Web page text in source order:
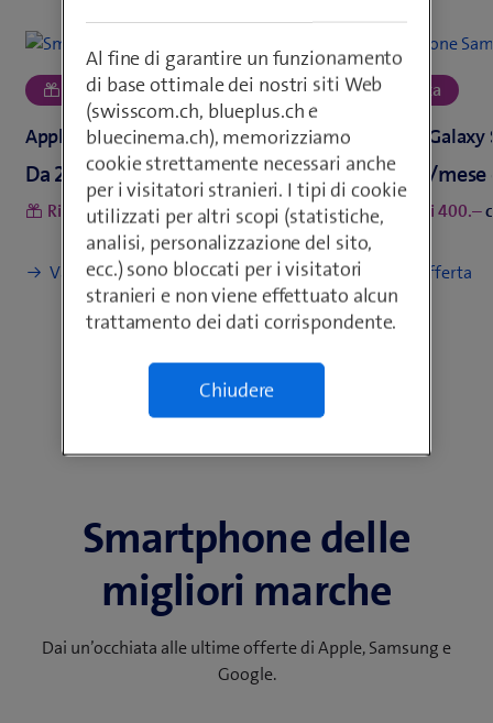
Da o
Risparmi con blue Mobile L
Da
Risparmi
Agli smartphone
Smartphone delle
migliori marche
Dai un’occhiata alle ultime offerte di Apple, Samsung e
Google.
Al fine di garantire un funzionamento
di base ottimale dei nostri siti Web
(swisscom.ch, blueplus.ch e
bluecinema.ch), memorizziamo
cookie strettamente necessari anche
per i visitatori stranieri. I tipi di cookie
utilizzati per altri scopi (statistiche,
analisi, personalizzazione del sito,
ecc.) sono bloccati per i visitatori
stranieri e non viene effettuato alcun
trattamento dei dati corrispondente.
Chiudere